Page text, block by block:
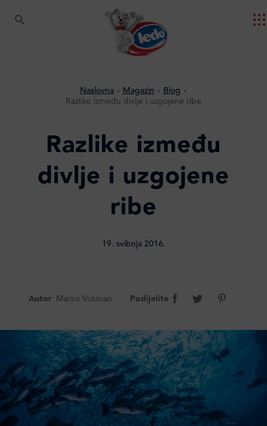
Naslovna Magazin
Blog
Razlike između divlje i uzgojene ribe
Razlike između
divlje i uzgojene
ribe
19. svibnja 2016.
Autor Marko Vukman Podijelite